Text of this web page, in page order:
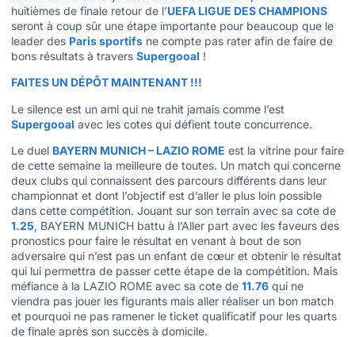
huitièmes de finale retour de l’UEFA LIGUE DES CHAMPIONS
seront à coup sûr une étape importante pour beaucoup que le
leader des Paris sportifs ne compte pas rater afin de faire de
bons résultats à travers Supergooal !
FAITES UN DÉPÔT MAINTENANT !!!
Le silence est un ami qui ne trahit jamais comme l’est
Supergooal avec les cotes qui défient toute concurrence.
Le duel BAYERN MUNICH – LAZIO ROME est la vitrine pour faire
de cette semaine la meilleure de toutes. Un match qui concerne
deux clubs qui connaissent des parcours différents dans leur
championnat et dont l’objectif est d’aller le plus loin possible
dans cette compétition. Jouant sur son terrain avec sa cote de
1.25, BAYERN MUNICH battu à l’Aller part avec les faveurs des
pronostics pour faire le résultat en venant à bout de son
adversaire qui n’est pas un enfant de cœur et obtenir le résultat
qui lui permettra de passer cette étape de la compétition. Mais
méfiance à la LAZIO ROME avec sa cote de 11.76 qui ne
viendra pas jouer les figurants mais aller réaliser un bon match
et pourquoi ne pas ramener le ticket qualificatif pour les quarts
de finale après son succès à domicile.